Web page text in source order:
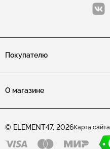
Серьги из шпинели
Покупателю
О магазине
© ELEMENT47, 2026Карта сайта